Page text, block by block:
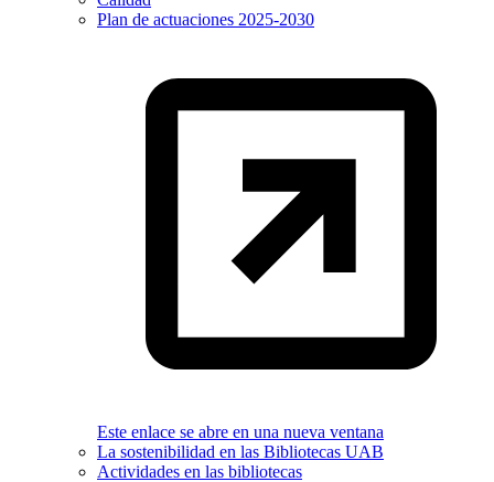
Plan de actuaciones 2025-2030
Este enlace se abre en una nueva ventana
La sostenibilidad en las Bibliotecas UAB
Actividades en las bibliotecas